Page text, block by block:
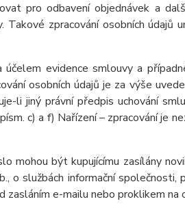
pro odbavení objednávek a
Takové zpracování osobních
evidence smlouvy a
osobních údajů je za výše
li jiný právní předpis uchování
c) a f) Nařízení – zpracování je
mohou být kupujícímu zasílány
o službách informační společnosti,
e-mailu nebo proklikem na